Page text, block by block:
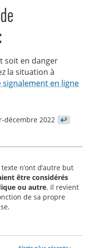
soit en danger
la situation à
en ligne
décembre 2022 ↩
n’ont d’autre but
être considérés
ou autre. Il revient
de sa propre